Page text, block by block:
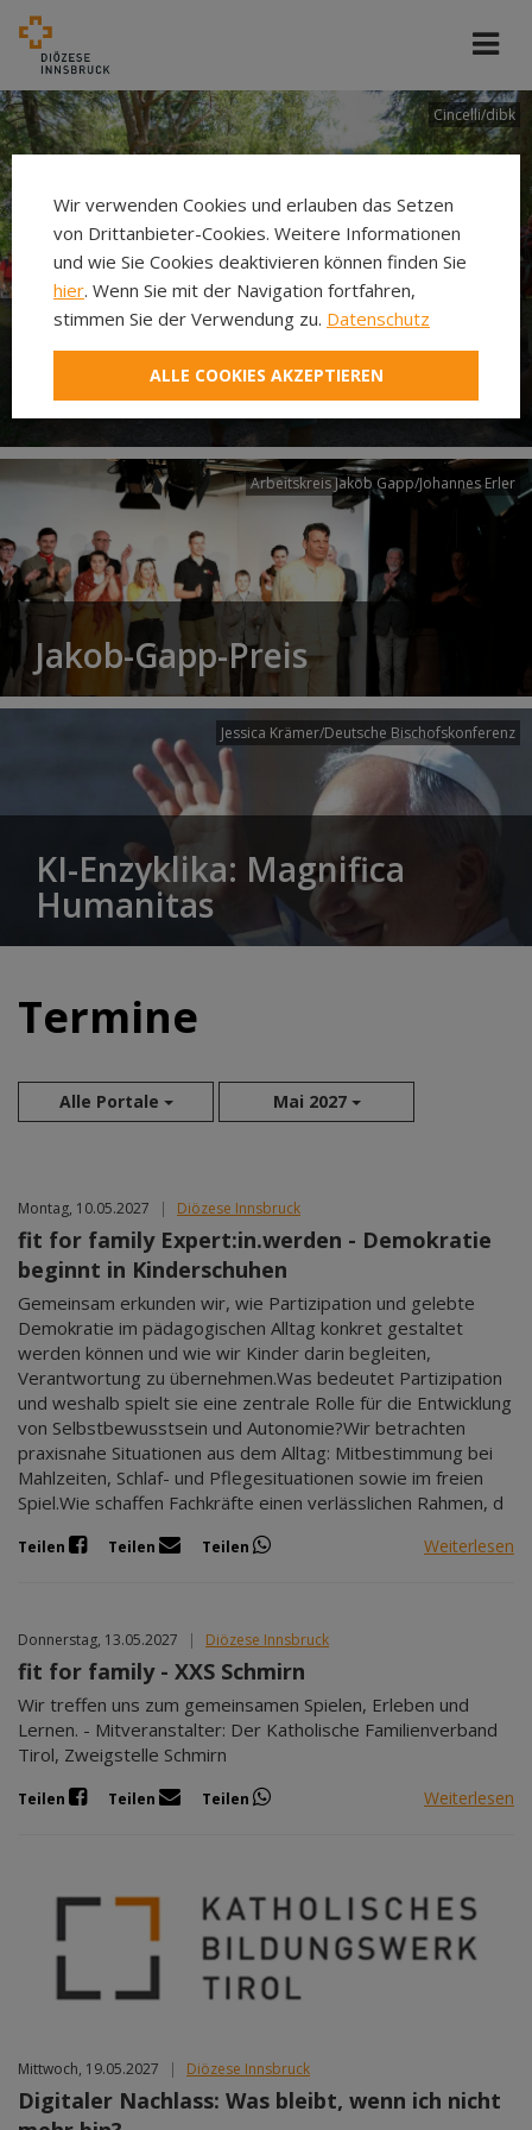
Cincelli/dibk
Neuer Pilgerweg Via
Laudato si’
Arbeitskreis Jakob Gapp/Johannes Erler
Jakob-Gapp-Preis
Jessica Krämer/Deutsche Bischofskonferenz
KI-Enzyklika: Magnifica
Humanitas
Termine
Alle Portale Mai 2027
Sep 2026
Okt 2026
Nov 2026
Dez 2026
Jan 2027
Feb 2027
Mär 2027
Apr 2027
Mai 2027
Jun 2027
Montag, 10.05.2027 | Diözese Innsbruck
fit for family Expert:in.werden - Demokratie
beginnt in Kinderschuhen
Gemeinsam erkunden wir, wie Partizipation und gelebte
Demokratie im pädagogischen Alltag konkret gestaltet
werden können und wie wir Kinder darin begleiten,
Verantwortung zu übernehmen.Was bedeutet Partizipation
und weshalb spielt sie eine zentrale Rolle für die Entwicklung
von Selbstbewusstsein und Autonomie?Wir betrachten
praxisnahe Situationen aus dem Alltag: Mitbestimmung bei
Mahlzeiten, Schlaf- und Pflegesituationen sowie im freien
Spiel.Wie schaffen Fachkräfte einen verlässlichen Rahmen, d
Teilen Teilen Teilen Weiterlesen
Donnerstag, 13.05.2027 | Diözese Innsbruck
fit for family - XXS Schmirn
Wir treffen uns zum gemeinsamen Spielen, Erleben und
Lernen. - Mitveranstalter: Der Katholische Familienverband
Tirol, Zweigstelle Schmirn
Teilen Teilen Teilen Weiterlesen
Mittwoch, 19.05.2027 | Diözese Innsbruck
Digitaler Nachlass: Was bleibt, wenn ich nicht
Wir verwenden Cookies und erlauben das Setzen
von Drittanbieter-Cookies. Weitere Informationen
und wie Sie Cookies deaktivieren können finden Sie
hier. Wenn Sie mit der Navigation fortfahren,
stimmen Sie der Verwendung zu. Datenschutz
ALLE COOKIES AKZEPTIEREN